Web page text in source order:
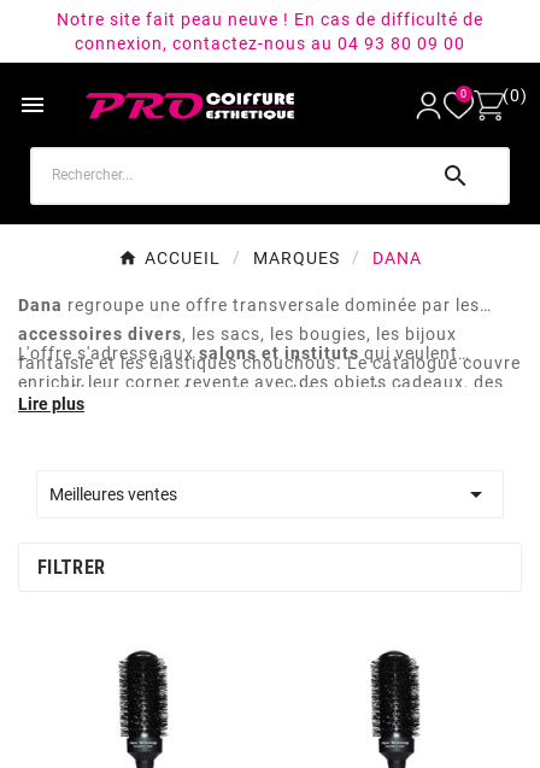
Notre site fait peau neuve ! En cas de difficulté de
connexion, contactez-nous au 04 93 80 09 00
 0 (0)

ACCUEIL MARQUES DANA
Dana regroupe une offre transversale dominée par les
accessoires divers, les sacs, les bougies, les bijoux
fantaisie et les élastiques chouchous. Le catalogue couvre
des références variées qui complètent un linéaire revente
L'offre s'adresse auxsalons et instituts qui veulent
enrichir leur corner revente avec des objets cadeaux, des
accessoires de coiffure et des éléments de décoration.
Meilleures ventes

FILTRER